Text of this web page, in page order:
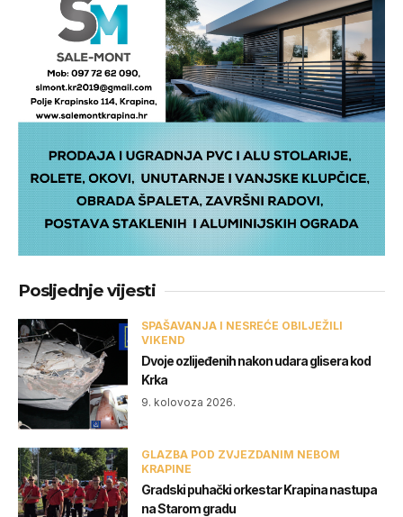
Posljednje vijesti
SPAŠAVANJA I NESREĆE OBILJEŽILI
VIKEND
Dvoje ozlijeđenih nakon udara glisera kod
Krka
9. kolovoza 2026.
GLAZBA POD ZVJEZDANIM NEBOM
KRAPINE
Gradski puhački orkestar Krapina nastupa
na Starom gradu